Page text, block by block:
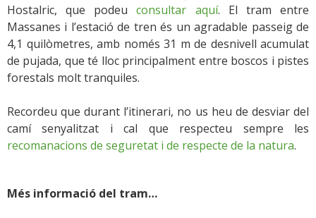
Hostalric, que podeuconsultar aquí. El tram entre
Massanes i l’estació de tren és un agradable passeig de
4,1 quilòmetres, amb només 31 m de desnivell acumulat
de pujada, que té lloc principalment entre boscos i pistes
forestals molt tranquiles.
Recordeu que durant l’itinerari, no us heu de desviar del
camí senyalitzat i cal que respecteu sempre les
recomanacions de seguretat i de respecte de la natura.
Més informació del tram…